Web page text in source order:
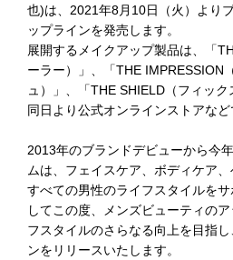
也)は、2021年8月10日（火）より
ップラインを発売します。
展開するメイクアップ製品は、「
ーラー）」、「THE IMPRESSION
ュ）」、「THE SHIELD（フィック
同日より公式オンラインストアなど
2013年のブランドデビューから今
ムは、フェイスケア、ボディケア、
すべての男性のライフスタイルを
してこの度、メンズビューティの
フスタイルのさらなる向上を目指
ンをリリースいたします。